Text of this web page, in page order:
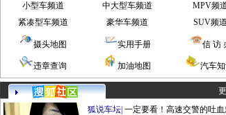
小型车频道
中大型车频道
MPV频
紧凑型车频道
豪华车频道 SUV频道
摄头地图 实用手册 信 访
违章查询 加油地图 汽车
狐说车坛 一定要看！高速交警的吐